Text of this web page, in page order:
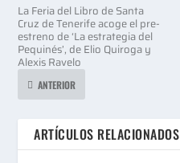
La Feria del Libro de Santa
Cruz de Tenerife acoge el pre-
estreno de ‘La estrategia del
Pequinés’, de Elio Quiroga y
Alexis Ravelo
ANTERIOR
ARTÍCULOS RELACIONADOS